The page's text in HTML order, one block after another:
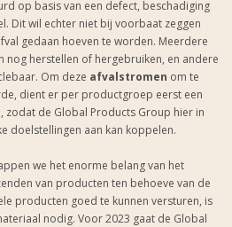
op basis van een defect, beschadiging
Dit wil echter niet bij voorbaat zeggen
gedaan hoeven te worden. Meerdere
nog herstellen of hergebruiken, en andere
Om deze afvalstromen om te
dient er per productgroep eerst een
zodat de Global Products Group hier in
doelstellingen aan kan koppelen.
we het enorme belang van het
van producten ten behoeve van de
producten goed te kunnen versturen, is
nodig. Voor 2023 gaat de Global